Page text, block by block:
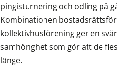
pingisturnering och odling på
Kombinationen
kollektivhusförening ger en
samhörighet som gör att de
länge.